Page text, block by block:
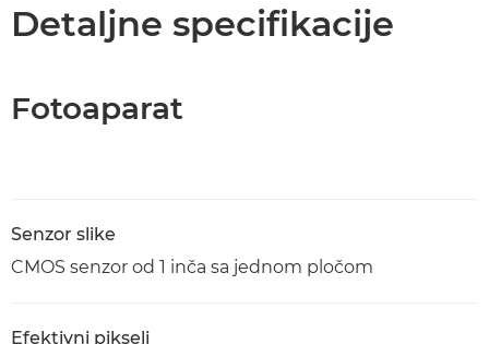
Detaljne specifikacije
Fotoaparat
Senzor slike
CMOS senzor od 1 inča sa jednom pločom
Efektivni pikseli